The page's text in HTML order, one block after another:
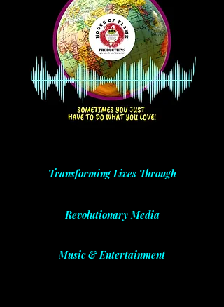
Transforming Lives Through
Revolutionary Media
Music & Entertainment